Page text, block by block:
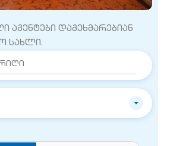
აგენტები დაგეხმარებიან
სახლი.